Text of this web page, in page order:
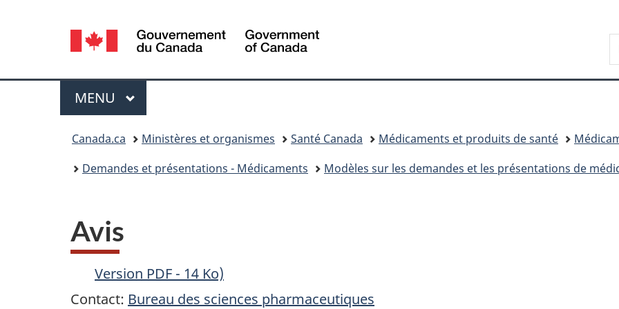
Invitations
sujet
HTML
Sélection
de
la
langue
Canada
Menu
MENU PRINCIPAL
Canada.ca Ministères et organismes Santé Canada Médicaments et produits de santé
Demandes et présentations - Médicaments
Modèles sur les demandes et les présentations de
Avis
Version PDF - 14 Ko)
Contact: Bureau des sciences pharmaceutiques